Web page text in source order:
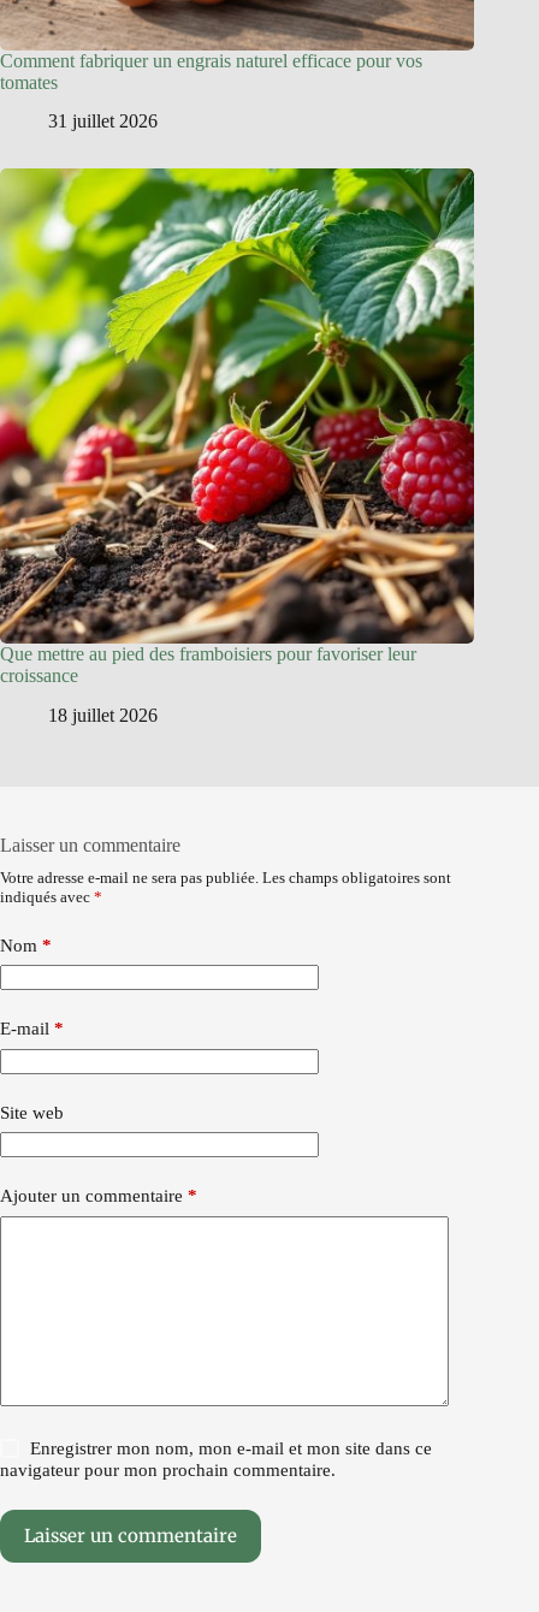
Comment fabriquer un engrais naturel efficace pour vos
tomates
31 juillet 2026
Que mettre au pied des framboisiers pour favoriser leur
croissance
18 juillet 2026
Laisser un commentaire
Votre adresse e-mail ne sera pas publiée. Les champs obligatoires sont
indiqués avec *
Nom *
E-mail *
Site web
Ajouter un commentaire *
Enregistrer mon nom, mon e-mail et mon site dans ce
navigateur pour mon prochain commentaire.
Laisser un commentaire